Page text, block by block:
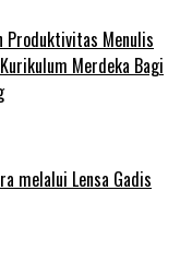
Produktivitas Menulis
Merdeka Bagi
melalui Lensa Gadis